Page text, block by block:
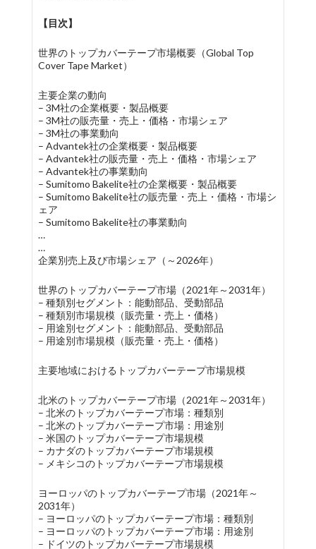
【目次】
世界のトップカバーテープ市場概要（Global Top
Cover Tape Market）
主要企業の動向
– 3M社の企業概要・製品概要
– 3M社の販売量・売上・価格・市場シェア
– 3M社の事業動向
– Advantek社の企業概要・製品概要
– Advantek社の販売量・売上・価格・市場シェア
– Advantek社の事業動向
– Sumitomo Bakelite社の企業概要・製品概要
– Sumitomo Bakelite社の販売量・売上・価格・市場シ
ェア
– Sumitomo Bakelite社の事業動向
…
…
企業別売上及び市場シェア（～2026年）
世界のトップカバーテープ市場（2021年～2031年）
– 種類別セグメント：能動部品、受動部品
– 種類別市場規模（販売量・売上・価格）
– 用途別セグメント：能動部品、受動部品
– 用途別市場規模（販売量・売上・価格）
主要地域におけるトップカバーテープ市場規模
北米のトップカバーテープ市場（2021年～2031年）
– 北米のトップカバーテープ市場：種類別
– 北米のトップカバーテープ市場：用途別
– 米国のトップカバーテープ市場規模
– カナダのトップカバーテープ市場規模
– メキシコのトップカバーテープ市場規模
ヨーロッパのトップカバーテープ市場（2021年～
2031年）
– ヨーロッパのトップカバーテープ市場：種類別
– ヨーロッパのトップカバーテープ市場：用途別
– ドイツのトップカバーテープ市場規模